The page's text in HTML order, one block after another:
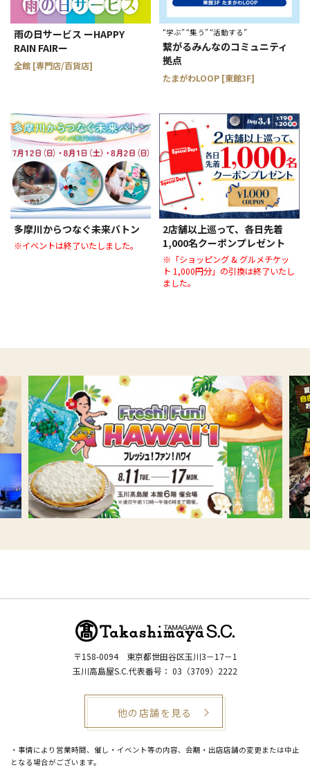
雨の日サービス ーHAPPY
RAIN FAIRー
全館 [専門店/百貨店]
“学ぶ” “集う” “活動する”
繋がるみんなのコミュニティ
拠点
たまがわLOOP [東館3F]
多摩川からつなぐ未来バトン
※イベントは終了いたしました。
2店舗以上巡って、各日先着
1,000名クーポンプレゼント
※「ショッピング & グルメチケッ
ト 1,000円分」の引換は終了いたし
ました。
〒158-0094 東京都世田谷区玉川3－17－1
玉川高島屋S.C.代表番号： 03（3709）2222
他の店舗を見る
・事情により営業時間、催し・イベント等の内容、会期・出店店舗の変更または中止
となる場合がございます。